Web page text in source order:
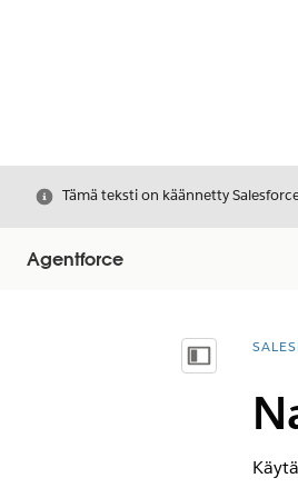
Sulje
Tämä teksti on käännetty
Agentforce
Näytä Olet